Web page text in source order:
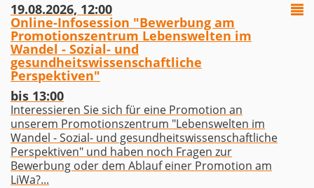
19.08.2026, 12:00
Online-Infosession "Bewerbung am
Promotionszentrum Lebenswelten im
Wandel - Sozial- und
gesundheitswissenschaftliche
Perspektiven"
bis 13:00
Interessieren Sie sich für eine Promotion an
unserem Promotionszentrum "Lebenswelten im
Wandel - Sozial- und gesundheitswissenschaftliche
Perspektiven" und haben noch Fragen zur
Bewerbung oder dem Ablauf einer Promotion am
LiWa?...